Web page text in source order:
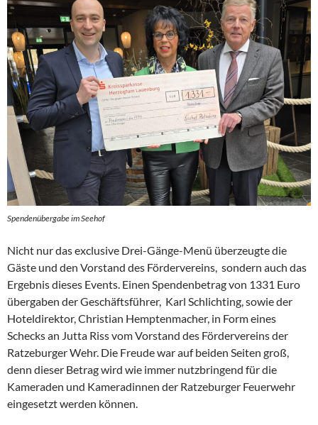
Spendenübergabe im Seehof
Nicht nur das exclusive Drei-Gänge-Menü überzeugte die
Gäste und den Vorstand des Fördervereins, sondern auch das
Ergebnis dieses Events. Einen Spendenbetrag von 1331 Euro
übergaben der Geschäftsführer, Karl Schlichting, sowie der
Hoteldirektor, Christian Hemptenmacher, in Form eines
Schecks an Jutta Riss vom Vorstand des Fördervereins der
Ratzeburger Wehr. Die Freude war auf beiden Seiten groß,
denn dieser Betrag wird wie immer nutzbringend für die
Kameraden und Kameradinnen der Ratzeburger Feuerwehr
eingesetzt werden können.